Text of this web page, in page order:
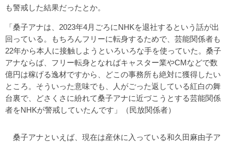
も警戒した結果だったとか。
「桑子アナは、2023年4月ごろにNHKを退社するという話が出
回っている。もちろんフリーに転身するためで、芸能関係者も
22年から本人に接触しようといろいろな手を使っていた。桑子
アナならば、フリー転身となればキャスター業やCMなどで数
億円は稼げる逸材ですから、どこの事務所も絶対に獲得したい
ところ。そういった意味でも、人がごった返している紅白の舞
台裏で、どさくさに紛れて桑子アナに近づこうとする芸能関係
者をNHKが警戒していたんです」（民放関係者）
桑子アナといえば、現在は産休に入っている和久田麻由子ア